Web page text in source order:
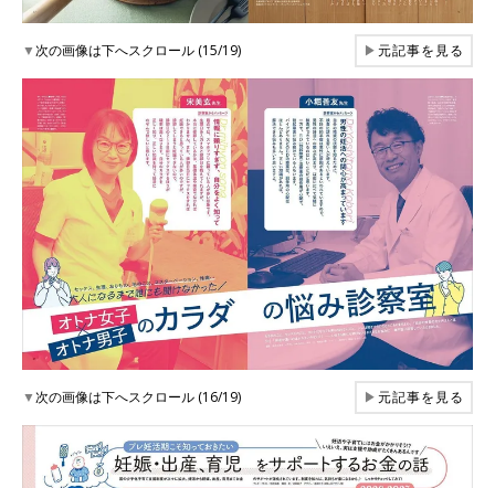
▼次の画像は下へスクロール (15/19) ▶元記事を見る
▼次の画像は下へスクロール (16/19) ▶元記事を見る